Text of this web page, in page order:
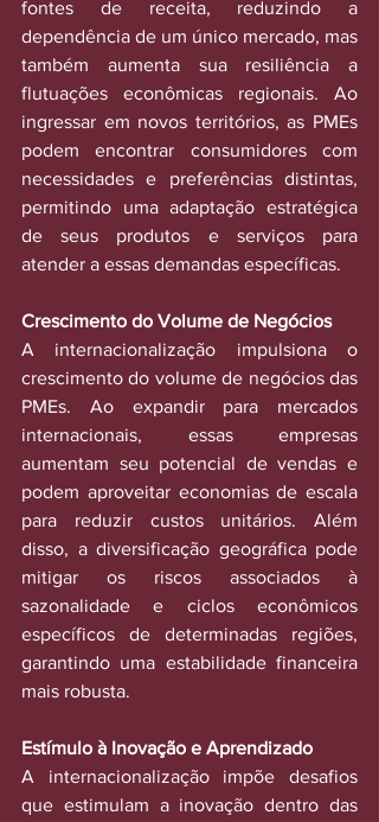
fontes de receita, reduzindo a
dependência de um único mercado, mas
também aumenta sua resiliência a
flutuações econômicas regionais. Ao
ingressar em novos territórios, as PMEs
podem encontrar consumidores com
necessidades e preferências distintas,
permitindo uma adaptação estratégica
de seus produtos e serviços para
atender a essas demandas específicas.
Crescimento do Volume de Negócios
A internacionalização impulsiona o
crescimento do volume de negócios das
PMEs. Ao expandir para mercados
internacionais, essas empresas
aumentam seu potencial de vendas e
podem aproveitar economias de escala
para reduzir custos unitários. Além
disso, a diversificação geográfica pode
mitigar os riscos associados à
sazonalidade e ciclos econômicos
específicos de determinadas regiões,
garantindo uma estabilidade financeira
mais robusta.
Estímulo à Inovação e Aprendizado
A internacionalização impõe desafios
que estimulam a inovação dentro das